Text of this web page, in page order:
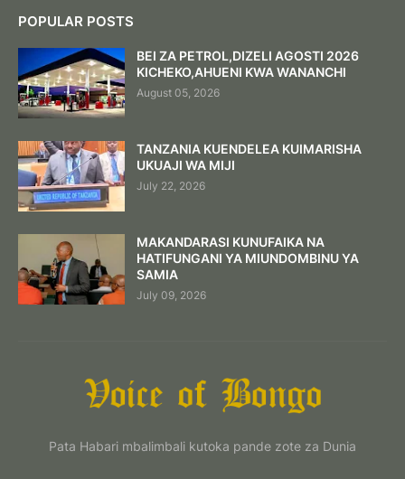
POPULAR POSTS
BEI ZA PETROL,DIZELI AGOSTI 2026
KICHEKO,AHUENI KWA WANANCHI
August 05, 2026
TANZANIA KUENDELEA KUIMARISHA
UKUAJI WA MIJI
July 22, 2026
MAKANDARASI KUNUFAIKA NA
HATIFUNGANI YA MIUNDOMBINU YA
SAMIA
July 09, 2026
Pata Habari mbalimbali kutoka pande zote za Dunia